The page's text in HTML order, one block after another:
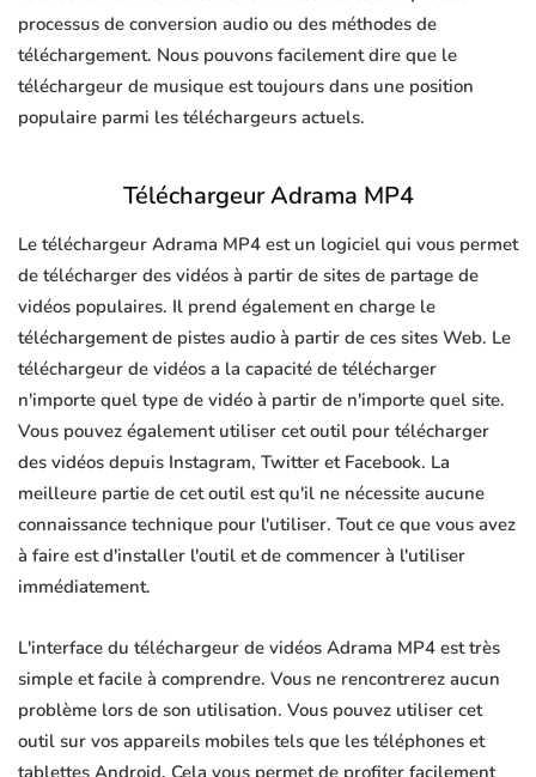
processus de conversion audio ou des méthodes de
téléchargement. Nous pouvons facilement dire que le
téléchargeur de musique est toujours dans une position
populaire parmi les téléchargeurs actuels.
Téléchargeur Adrama MP4
Le téléchargeur Adrama MP4 est un logiciel qui vous permet
de télécharger des vidéos à partir de sites de partage de
vidéos populaires. Il prend également en charge le
téléchargement de pistes audio à partir de ces sites Web. Le
téléchargeur de vidéos a la capacité de télécharger
n'importe quel type de vidéo à partir de n'importe quel site.
Vous pouvez également utiliser cet outil pour télécharger
des vidéos depuis Instagram, Twitter et Facebook. La
meilleure partie de cet outil est qu'il ne nécessite aucune
connaissance technique pour l'utiliser. Tout ce que vous avez
à faire est d'installer l'outil et de commencer à l'utiliser
immédiatement.
L'interface du téléchargeur de vidéos Adrama MP4 est très
simple et facile à comprendre. Vous ne rencontrerez aucun
problème lors de son utilisation. Vous pouvez utiliser cet
outil sur vos appareils mobiles tels que les téléphones et